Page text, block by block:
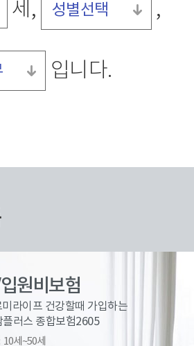
세, 성별선택 ,
입니다.
원비보험
라이프 건강할때 가입하는
플러스 종합보험2605
10세~50세